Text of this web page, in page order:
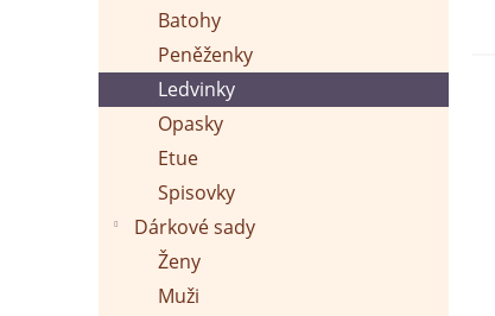
Batohy
Peněženky
Ledvinky
Opasky
Etue
Spisovky
Dárkové sady
Ženy
Muži